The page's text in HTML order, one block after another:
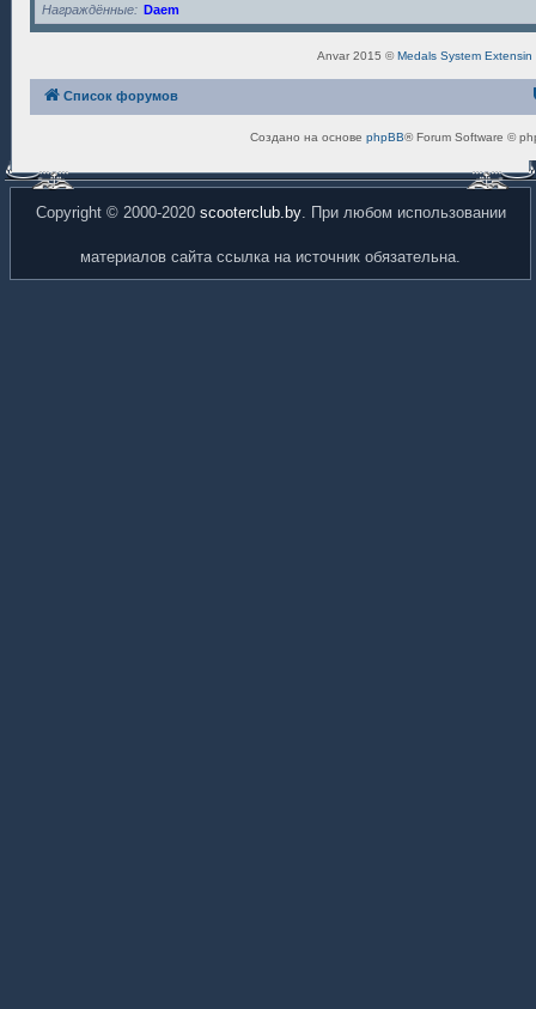
Награждённые Daem
Anvar 2015 ©Medals System Extensin
Список форумов
Создано на основе phpBB® Forum Software ©
Copyright © 2000-2020 scooterclub.by. При любом использовании
материалов сайта ссылка на источник обязательна.